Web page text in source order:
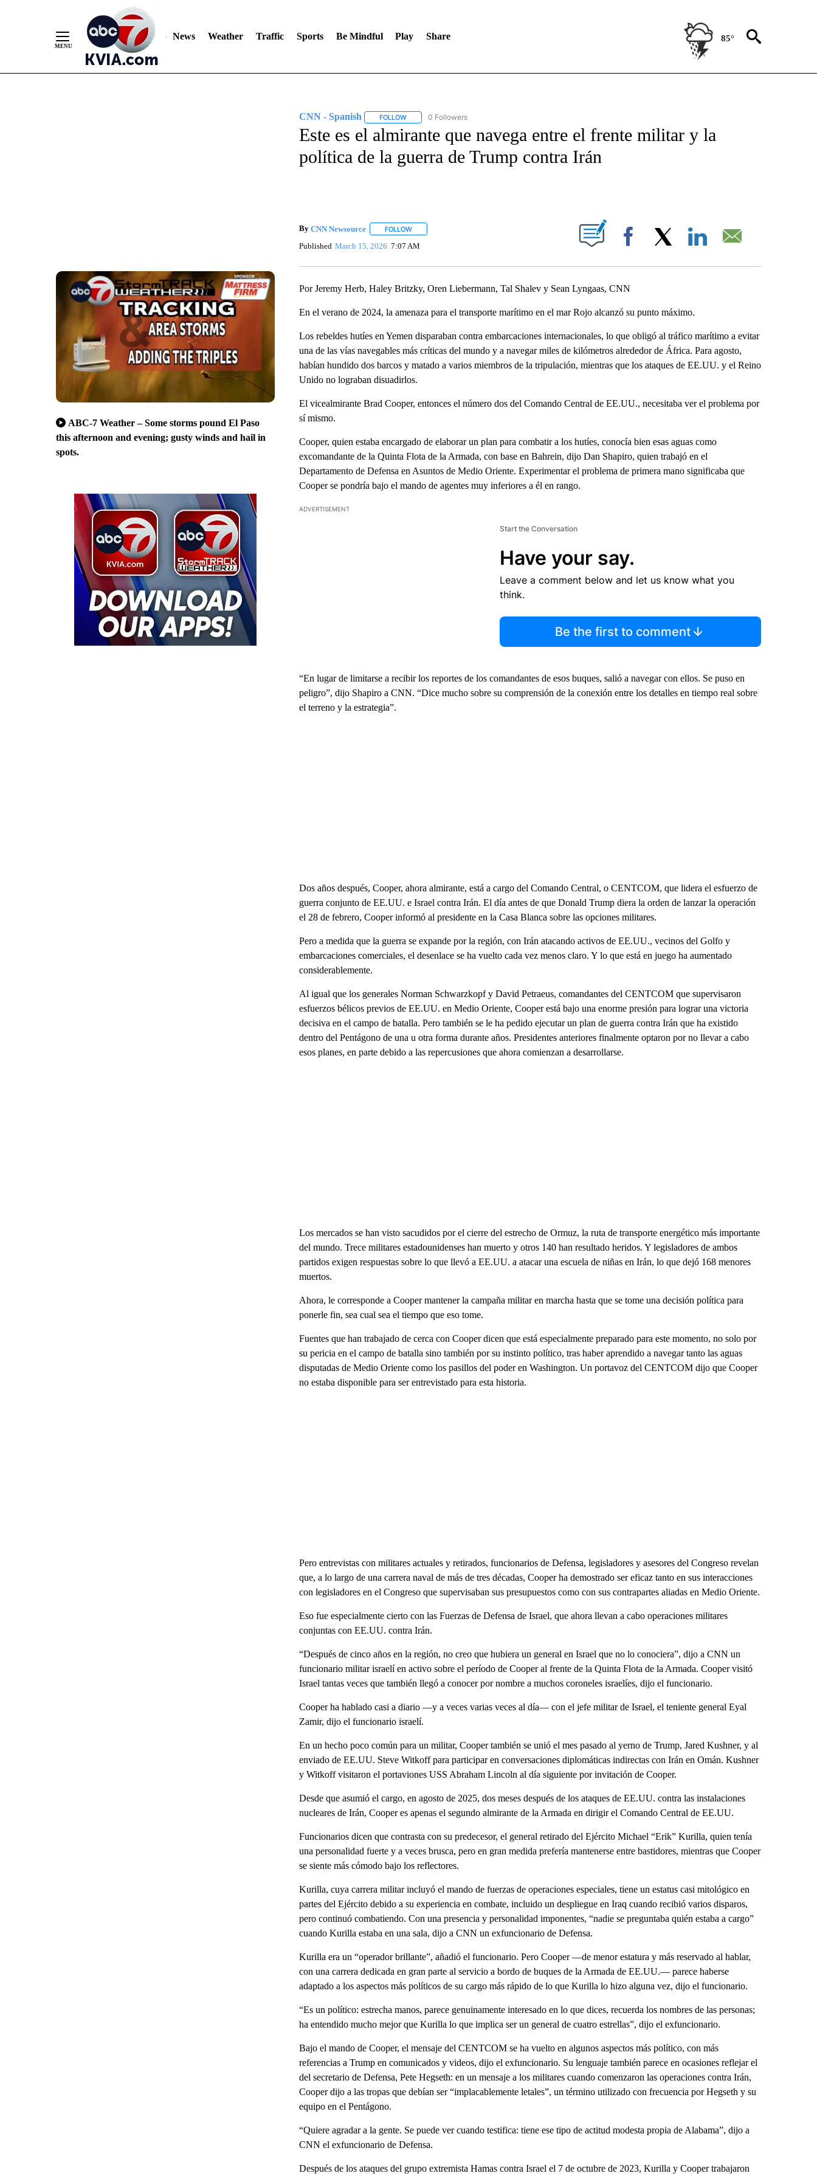
News Weather Traffic Sports Be Mindful Play Share 85°
ABC-7 Weather – Some storms pound El Paso
this afternoon and evening; gusty winds and hail in
spots.
CNN - Spanish FOLLOWFOLLOW "CNN - SPANISH" TO RECEIVE NOTIFICATIONS ABOUT NEW PAGES ON "CNN - SPANISH".
0 Followers
Este es el almirante que navega entre el frente militar y la
política de la guerra de Trump contra Irán
By CNN Newsource FOLLOWFOLLOW "" TO RECEIVE NOTIFICATIONS ABOUT NEW PAGES ON "".
Published March 15, 2026 7:07 AM Facebook
Por Jeremy Herb, Haley Britzky, Oren Liebermann, Tal Shalev y Sean Lyngaas, CNN
En el verano de 2024, la amenaza para el transporte marítimo en el mar Rojo alcanzó su punto máximo.
Los rebeldes hutíes en Yemen disparaban contra embarcaciones internacionales, lo que obligó al tráfico marítimo a evitar
una de las vías navegables más críticas del mundo y a navegar miles de kilómetros alrededor de África. Para agosto,
habían hundido dos barcos y matado a varios miembros de la tripulación, mientras que los ataques de EE.UU. y el Reino
Unido no lograban disuadirlos.
El vicealmirante Brad Cooper, entonces el número dos del Comando Central de EE.UU., necesitaba ver el problema por
sí mismo.
Cooper, quien estaba encargado de elaborar un plan para combatir a los hutíes, conocía bien esas aguas como
excomandante de la Quinta Flota de la Armada, con base en Bahrein, dijo Dan Shapiro, quien trabajó en el
Departamento de Defensa en Asuntos de Medio Oriente. Experimentar el problema de primera mano significaba que
Cooper se pondría bajo el mando de agentes muy inferiores a él en rango.
ADVERTISEMENT
Start the Conversation
Have your say.
Leave a comment below and let us know what you
think.
Be the first to comment
“En lugar de limitarse a recibir los reportes de los comandantes de esos buques, salió a navegar con ellos. Se puso en
peligro”, dijo Shapiro a CNN. “Dice mucho sobre su comprensión de la conexión entre los detalles en tiempo real sobre
el terreno y la estrategia”.
Dos años después, Cooper, ahora almirante, está a cargo del Comando Central, o CENTCOM, que lidera el esfuerzo de
guerra conjunto de EE.UU. e Israel contra Irán. El día antes de que Donald Trump diera la orden de lanzar la operación
el 28 de febrero, Cooper informó al presidente en la Casa Blanca sobre las opciones militares.
Pero a medida que la guerra se expande por la región, con Irán atacando activos de EE.UU., vecinos del Golfo y
embarcaciones comerciales, el desenlace se ha vuelto cada vez menos claro. Y lo que está en juego ha aumentado
considerablemente.
Al igual que los generales Norman Schwarzkopf y David Petraeus, comandantes del CENTCOM que supervisaron
esfuerzos bélicos previos de EE.UU. en Medio Oriente, Cooper está bajo una enorme presión para lograr una victoria
decisiva en el campo de batalla. Pero también se le ha pedido ejecutar un plan de guerra contra Irán que ha existido
dentro del Pentágono de una u otra forma durante años. Presidentes anteriores finalmente optaron por no llevar a cabo
esos planes, en parte debido a las repercusiones que ahora comienzan a desarrollarse.
Los mercados se han visto sacudidos por el cierre del estrecho de Ormuz, la ruta de transporte energético más importante
del mundo. Trece militares estadounidenses han muerto y otros 140 han resultado heridos. Y legisladores de ambos
partidos exigen respuestas sobre lo que llevó a EE.UU. a atacar una escuela de niñas en Irán, lo que dejó 168 menores
muertos.
Ahora, le corresponde a Cooper mantener la campaña militar en marcha hasta que se tome una decisión política para
ponerle fin, sea cual sea el tiempo que eso tome.
Fuentes que han trabajado de cerca con Cooper dicen que está especialmente preparado para este momento, no solo por
su pericia en el campo de batalla sino también por su instinto político, tras haber aprendido a navegar tanto las aguas
disputadas de Medio Oriente como los pasillos del poder en Washington. Un portavoz del CENTCOM dijo que Cooper
no estaba disponible para ser entrevistado para esta historia.
Pero entrevistas con militares actuales y retirados, funcionarios de Defensa, legisladores y asesores del Congreso revelan
que, a lo largo de una carrera naval de más de tres décadas, Cooper ha demostrado ser eficaz tanto en sus interacciones
con legisladores en el Congreso que supervisaban sus presupuestos como con sus contrapartes aliadas en Medio Oriente.
Eso fue especialmente cierto con las Fuerzas de Defensa de Israel, que ahora llevan a cabo operaciones militares
conjuntas con EE.UU. contra Irán.
“Después de cinco años en la región, no creo que hubiera un general en Israel que no lo conociera”, dijo a CNN un
funcionario militar israelí en activo sobre el período de Cooper al frente de la Quinta Flota de la Armada. Cooper visitó
Israel tantas veces que también llegó a conocer por nombre a muchos coroneles israelíes, dijo el funcionario.
Cooper ha hablado casi a diario —y a veces varias veces al día— con el jefe militar de Israel, el teniente general Eyal
Zamir, dijo el funcionario israelí.
En un hecho poco común para un militar, Cooper también se unió el mes pasado al yerno de Trump, Jared Kushner, y al
enviado de EE.UU. Steve Witkoff para participar en conversaciones diplomáticas indirectas con Irán en Omán. Kushner
y Witkoff visitaron el portaviones USS Abraham Lincoln al día siguiente por invitación de Cooper.
Desde que asumió el cargo, en agosto de 2025, dos meses después de los ataques de EE.UU. contra las instalaciones
nucleares de Irán, Cooper es apenas el segundo almirante de la Armada en dirigir el Comando Central de EE.UU.
Funcionarios dicen que contrasta con su predecesor, el general retirado del Ejército Michael “Erik” Kurilla, quien tenía
una personalidad fuerte y a veces brusca, pero en gran medida prefería mantenerse entre bastidores, mientras que Cooper
se siente más cómodo bajo los reflectores.
Kurilla, cuya carrera militar incluyó el mando de fuerzas de operaciones especiales, tiene un estatus casi mitológico en
partes del Ejército debido a su experiencia en combate, incluido un despliegue en Iraq cuando recibió varios disparos,
pero continuó combatiendo. Con una presencia y personalidad imponentes, “nadie se preguntaba quién estaba a cargo”
cuando Kurilla estaba en una sala, dijo a CNN un exfuncionario de Defensa.
Kurilla era un “operador brillante”, añadió el funcionario. Pero Cooper —de menor estatura y más reservado al hablar,
con una carrera dedicada en gran parte al servicio a bordo de buques de la Armada de EE.UU.— parece haberse
adaptado a los aspectos más políticos de su cargo más rápido de lo que Kurilla lo hizo alguna vez, dijo el funcionario.
“Es un político: estrecha manos, parece genuinamente interesado en lo que dices, recuerda los nombres de las personas;
ha entendido mucho mejor que Kurilla lo que implica ser un general de cuatro estrellas”, dijo el exfuncionario.
Bajo el mando de Cooper, el mensaje del CENTCOM se ha vuelto en algunos aspectos más político, con más
referencias a Trump en comunicados y videos, dijo el exfuncionario. Su lenguaje también parece en ocasiones reflejar el
del secretario de Defensa, Pete Hegseth: en un mensaje a los militares cuando comenzaron las operaciones contra Irán,
Cooper dijo a las tropas que debían ser “implacablemente letales”, un término utilizado con frecuencia por Hegseth y su
equipo en el Pentágono.
“Quiere agradar a la gente. Se puede ver cuando testifica: tiene ese tipo de actitud modesta propia de Alabama”, dijo a
CNN el exfuncionario de Defensa.
Después de los ataques del grupo extremista Hamas contra Israel el 7 de octubre de 2023, Kurilla y Cooper trabajaron